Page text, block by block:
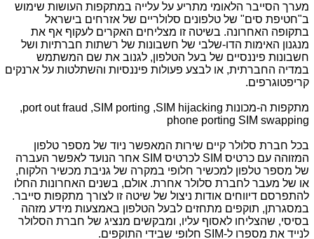
מערך הסייבר הלאומי מתריע על עלייה במתקפות העושות שימוש
ב"חטיפת סים" של טלפונים סלולריים של אזרחים בישראל
בתקופה האחרונה. בשיטה זו מצליחים האקרים לעקוף אף את
מנגנון האימות הדו-שלבי של חשבונות של רשתות חברתיות ושל
חשבונות פיננסיים של בעל הטלפון, לגנוב את שם המשתמש
במדיה החברתית, או לבצע פעולות פיננסיות והשתלטות על ארנקים
קריפטוגרפים.
מתקפות ה-
,port out fraud ,SIM porting ,SIM hijacking מכונות
SIM swapping
phone porting
בכל חברת סלולר קיים שירות המאפשר ניוד של מספר טלפון
המזוהה עם כרטיס SIM לכרטיס SIM אחר הנועד לאפשר העברה
של מספר טלפון למכשיר חלופי במקרה של גניבת מכשיר הלקוח,
או של מעבר לחברת סלולר אחרת. אולם, בשנים האחרונות החלו
להתפרסם דיווחים אודות ניצול של שיטה זו לצורך מתקפות סייבר.
במסגרתן, תוקפים מתחזים לבעל הטלפון באמצעות מידע מזהה
בסיסי, שהצליחו לאסוף עליו, ומבקשים מנציג של חברת הסלולר
לנייד את מספרו ל-SIM חלופי שבידי התוקפים.